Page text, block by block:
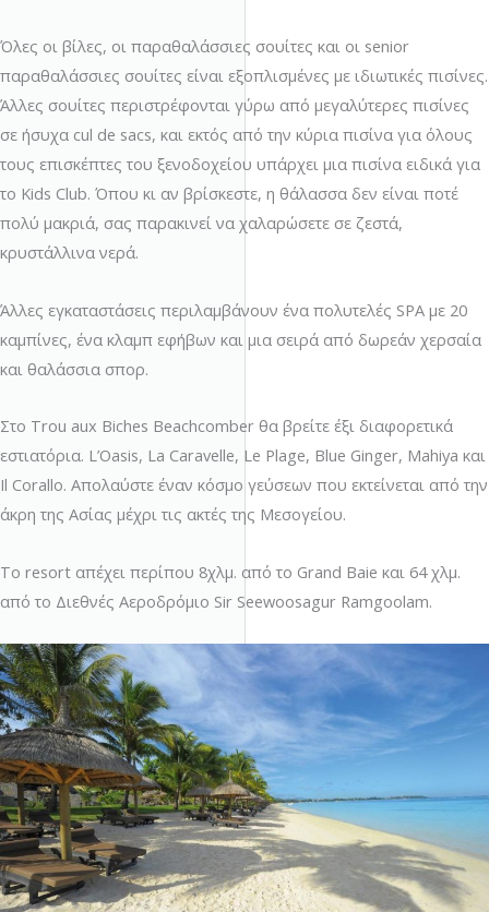
Όλες οι βίλες, οι παραθαλάσσιες σουίτες και οι senior
παραθαλάσσιες σουίτες είναι εξοπλισμένες με ιδιωτικές πισίνες.
Άλλες σουίτες περιστρέφονται γύρω από μεγαλύτερες πισίνες
σε ήσυχα cul de sacs, και εκτός από την κύρια πισίνα για όλους
τους επισκέπτες του ξενοδοχείου υπάρχει μια πισίνα ειδικά για
το Kids Club. Όπου κι αν βρίσκεστε, η θάλασσα δεν είναι ποτέ
πολύ μακριά, σας παρακινεί να χαλαρώσετε σε ζεστά,
κρυστάλλινα νερά.
Άλλες εγκαταστάσεις περιλαμβάνουν ένα πολυτελές SPA με 20
καμπίνες, ένα κλαμπ εφήβων και μια σειρά από δωρεάν χερσαία
και θαλάσσια σπορ.
Στο Trou aux Biches Beachcomber θα βρείτε έξι διαφορετικά
εστιατόρια. L’Oasis, La Caravelle, Le Plage, Blue Ginger, Mahiya και
Il Corallo. Απολαύστε έναν κόσμο γεύσεων που εκτείνεται από την
άκρη της Ασίας μέχρι τις ακτές της Μεσογείου.
Το resort απέχει περίπου 8χλμ. από το Grand Baie και 64 χλμ.
από το Διεθνές Αεροδρόμιο Sir Seewoosagur Ramgoolam.